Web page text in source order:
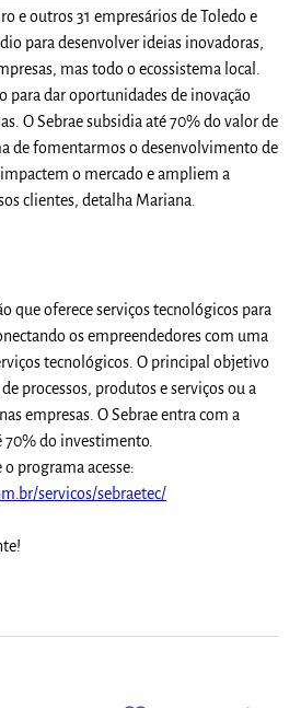
e outros 31 empresários de Toledo e
para desenvolver ideias inovadoras,
mas todo o ecossistema local.
para dar oportunidades de inovação
O Sebrae subsidia até 70% do valor de
de fomentarmos o desenvolvimento de
o mercado e ampliem a
clientes, detalha Mariana.
que oferece serviços tecnológicos para
os empreendedores com uma
tecnológicos. O principal objetivo
processos, produtos e serviços ou a
empresas. O Sebrae entra com a
70% do investimento.
o programa acesse:
servicos/sebraetec/